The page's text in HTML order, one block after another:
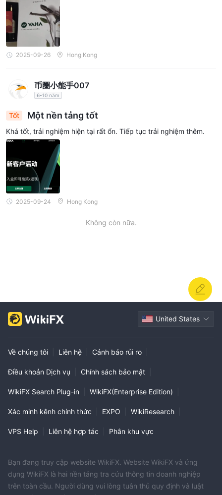
2025-09-26 Hong Kong
币圈小能手007
6-10 năm
Tốt Một nền tảng tốt
Khá tốt, trải nghiệm hiện tại rất ổn. Tiếp tục trải nghiệm thêm.
2025-09-24 Hong Kong
Không còn nữa.
United States
Về chúng tôi Liên hệ Cảnh báo rủi ro
Điều khoản Dịch vụ Chính sách bảo mật
WikiFX Search Plug-in WikiFX(Enterprise Edition)
Xác minh kênh chính thức EXPO WikiResearch
VPS Help Liên hệ hợp tác Phân khu vực
Bạn đang truy cập website WikiFX. Website WikiFX và ứng
dụng WikiFX là hai nền tảng tra cứu thông tin doanh nghiệp
trên toàn cầu. Người dùng vui lòng tuân thủ quy định và luật